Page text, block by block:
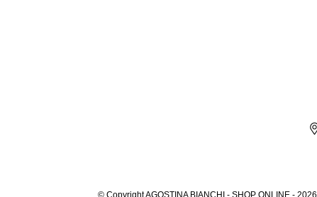
© Copyright AGOSTINA BIANCHI - SHOP ONLINE - 2026